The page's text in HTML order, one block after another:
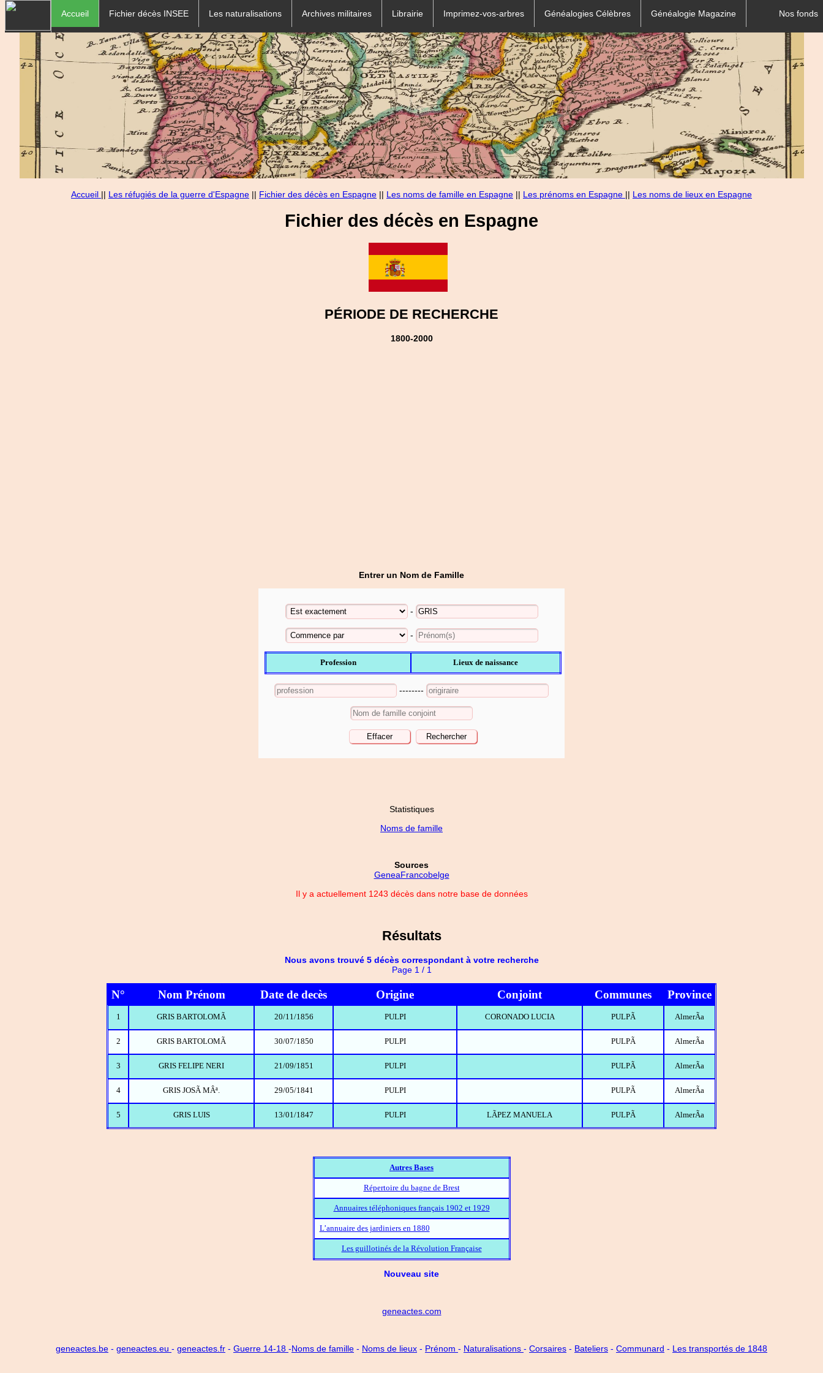
Accueil Fichier décès INSEE Les naturalisations Archives militaires Librairie Imprimez-vos-arbres Généalogies Célèbres Généalogie Magazine Nos fonds
Accueil || Les réfugiés de la guerre d'Espagne || Fichier des décès en Espagne || Les noms de famille en Espagne || Les prénoms en Espagne || Les noms de lieux en Espagne
Fichier des décès en Espagne
PÉRIODE DE RECHERCHE
1800-2000
Entrer un Nom de Famille
-
-
Profession Lieux de naissance
--------
Statistiques
Noms de famille
Sources
GeneaFrancobelge
Il y a actuellement 1243 décès dans notre base de données
Résultats
Nous avons trouvé 5 décès correspondant à votre recherche
Page 1 / 1
N° Nom Prénom Date de decès Origine Conjoint Communes Province
1 GRIS BARTOLOMÃ 20/11/1856 PULPI CORONADO LUCIA PULPÃ AlmerÃ­a
2 GRIS BARTOLOMÃ 30/07/1850 PULPI PULPÃ AlmerÃ­a
3 GRIS FELIPE NERI 21/09/1851 PULPI PULPÃ AlmerÃ­a
4 GRIS JOSÃ MÂª. 29/05/1841 PULPI PULPÃ AlmerÃ­a
5 GRIS LUIS 13/01/1847 PULPI LÃPEZ MANUELA PULPÃ AlmerÃ­a
Autres Bases
Répertoire du bagne de Brest
Annuaires téléphoniques français 1902 et 1929
L’annuaire des jardiniers en 1880
Les guillotinés de la Révolution Française
Nouveau site
geneactes.com
geneactes.be - geneactes.eu - geneactes.fr - Guerre 14-18 -Noms de famille - Noms de lieux - Prénom - Naturalisations - Corsaires - Bateliers - Communard - Les transportés de 1848